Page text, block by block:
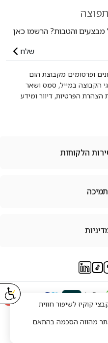
מבצעים והטבות? הרשמו כאן
שלח
ופרסומים מקבוצת הום
הקבוצה במייל, סמס ושאר
הפרטיות, דיוור ומידע
הלקוחות
קוקיז לשיפור חווית
מהווה הסכמה בהתאם